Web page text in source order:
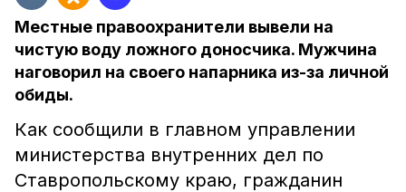
Местные правоохранители вывели на
чистую воду ложного доносчика. Мужчина
наговорил на своего напарника из-за личной
обиды.
Как сообщили в главном управлении
министерства внутренних дел по
Ставропольскому краю, гражданин